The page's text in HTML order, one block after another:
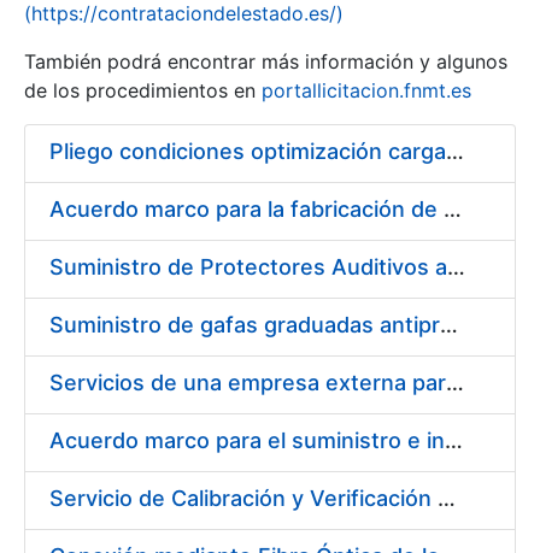
Erakutsi/Ezkutatu
(https://contrataciondelestado.es/)
También podrá encontrar más información y algunos
de los procedimientos en portallicitacion.fnmt.es
Pliego condiciones optimización cargas compras firmado
Acuerdo marco para la fabricación de piezas
Suministro de Protectores Auditivos a medida para las personas trabajadoras de los Centros de Trabajo de Madrid y Burgos
Suministro de gafas graduadas antiproyecciones para los trabajadores de la FNMT-RCM en los centros de trabajo de Madrid y Burgos
Servicios de una empresa externa para el asesoramiento y resolución de los recursos de alzada que se presentan relacionados con procesos de selección para la FNMT-RCM
Acuerdo marco para el suministro e instalación de persianas, estores y otros complementos
Servicio de Calibración y Verificación Externa de los Equipos de Medición del Servicio de Prevención de la FNMT-RCM